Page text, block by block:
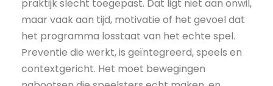
praktijk slecht toegepast. Dat ligt niet aan onwil,
maar vaak aan tijd, motivatie of het gevoel dat
het programma losstaat van het echte spel.
Preventie die werkt, is geïntegreerd, speels en
contextgericht. Het moet bewegingen